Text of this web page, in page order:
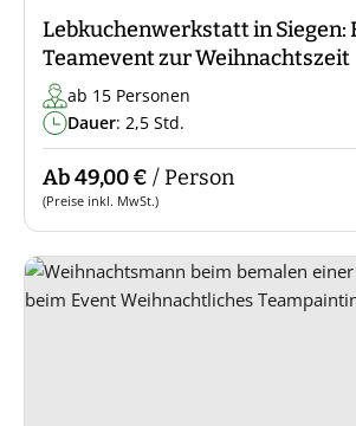
Lebkuchenwerkstatt in Siegen:
Teamevent zur Weihnachtszeit
ab 15 Personen
Dauer: 2,5 Std.
Ab 49,00 € / Person
(Preise inkl. MwSt.)